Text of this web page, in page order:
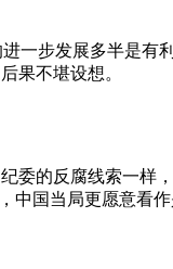
一步发展多半是
果不堪设想。
委的反腐线索一
国当局更愿意看作